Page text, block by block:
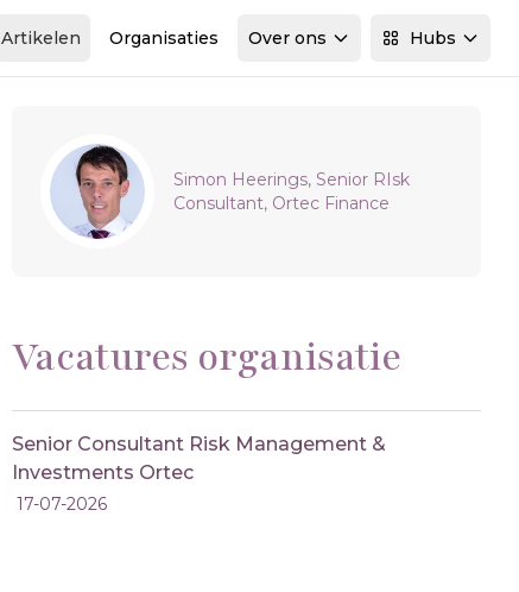
Artikelen Organisaties Over ons Hubs
Sidebar
Simon Heerings, Senior RIsk
Consultant, Ortec Finance
Vacatures organisatie
Senior Consultant Risk Management &
Investments Ortec
17-07-2026